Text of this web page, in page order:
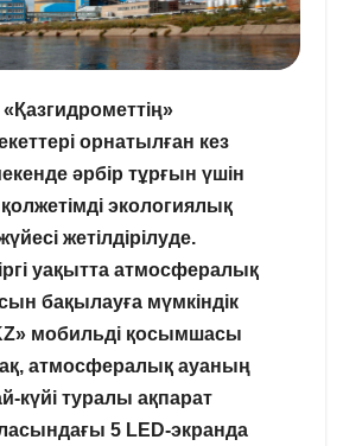
«Қазгидрометтің»
орнатылған кез
әрбір тұрғын үшін
экологиялық
жетілдірілуде.
уақытта атмосфералық
бақылауға мүмкіндік
мобильді қосымшасы
атмосфералық ауаның
күйі туралы ақпарат
5 LED-экранда